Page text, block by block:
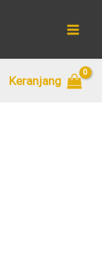
Keranjang